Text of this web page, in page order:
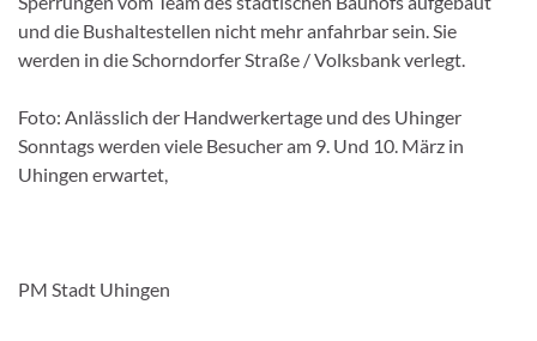
und die Bushaltestellen nicht mehr anfahrbar sein. Sie
werden in die Schorndorfer Straße / Volksbank verlegt.
Foto: Anlässlich der Handwerkertage und des Uhinger
Sonntags werden viele Besucher am 9. Und 10. März in
Uhingen erwartet,
PM Stadt Uhingen